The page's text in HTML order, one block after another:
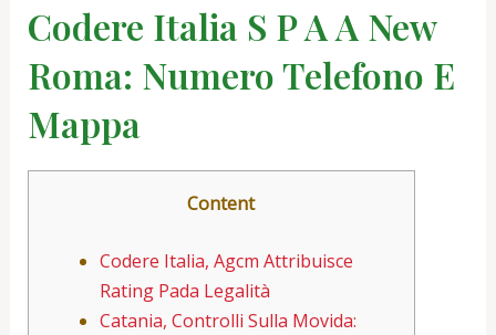
Codere Italia S P A A New
Roma: Numero Telefono E
Mappa
Content
Codere Italia, Agcm Attribuisce
Rating Pada Legalità
Catania, Controlli Sulla Movida: